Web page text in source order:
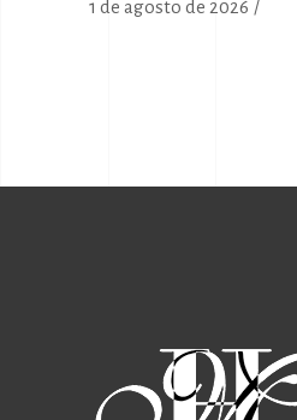
1 de agosto de 2026